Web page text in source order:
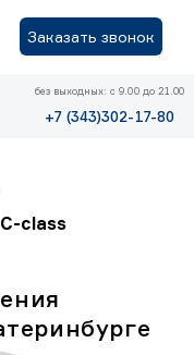
Заказать звонок
без выходных: с 9.00 до 21.00
+7 (343)302-17-80
class